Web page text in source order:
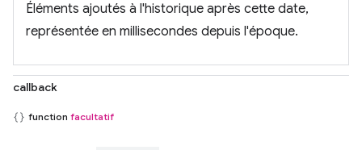
Éléments ajoutés à l'historique après cette date,
représentée en millisecondes depuis l'époque.
callback
function facultatif